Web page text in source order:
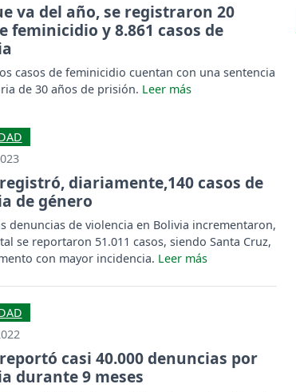
va del año, se registraron 20
feminicidio y 8.861 casos de
casos de feminicidio cuentan con una sentencia
de 30 años de prisión.
diariamente,140 casos de
de género
denuncias de violencia en Bolivia incrementaron,
se reportaron 51.011 casos, siendo Santa Cruz,
con mayor incidencia.
casi 40.000 denuncias por
durante 9 meses